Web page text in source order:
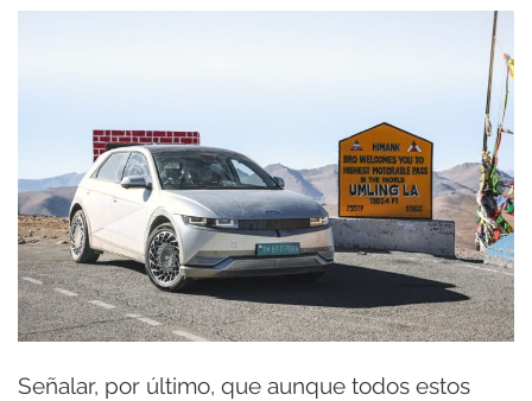
Señalar, por último, que aunque todos estos